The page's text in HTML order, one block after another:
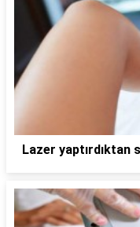
Lazer yaptırdıktan